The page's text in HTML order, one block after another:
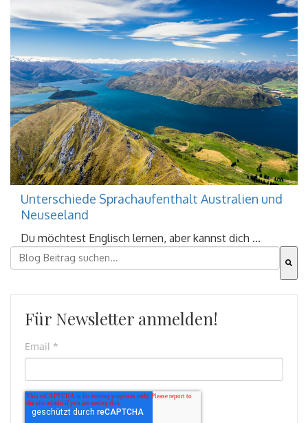
Unterschiede Sprachaufenthalt Australien und
Neuseeland
Du möchtest Englisch lernen, aber kannst dich ...
Dies ist ein Suchfeld mit einer automatischen
Für Newsletter anmelden!
Email *